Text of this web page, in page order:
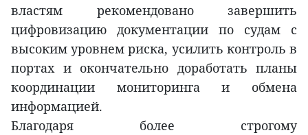
властям рекомендовано завершить
цифровизацию документации по судам с
высоким уровнем риска, усилить контроль в
портах и окончательно доработать планы
координации мониторинга и обмена
информацией.
Благодаря более строгому